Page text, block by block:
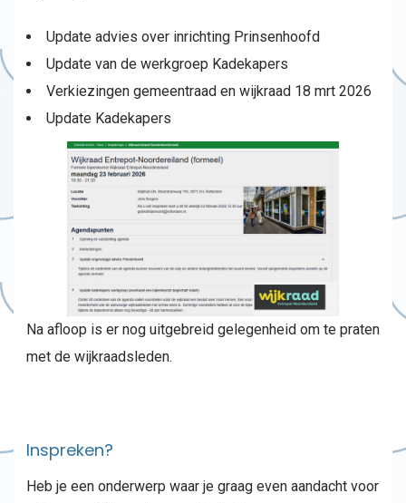
Update advies over inrichting Prinsenhoofd
Update van de werkgroep Kadekapers
Verkiezingen gemeentraad en wijkraad 18 mrt 2026
Update Kadekapers
Na afloop is er nog uitgebreid gelegenheid om te praten
met de wijkraadsleden.
Inspreken?
Heb je een onderwerp waar je graag even aandacht voor